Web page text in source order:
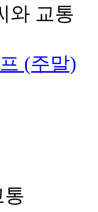
와 교통
(주말)